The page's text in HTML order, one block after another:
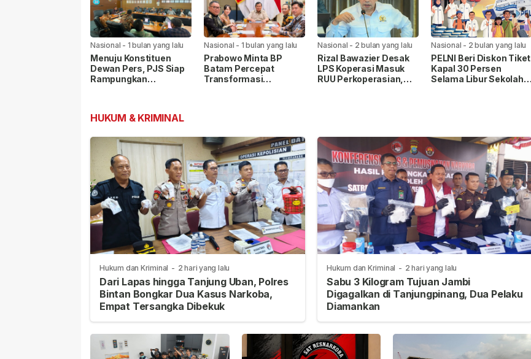
Nasional - 1 bulan yang lalu
Menuju Konstituen
Dewan Pers, PJS Siap
Rampungkan
Nasional - 1 bulan yang lalu
Prabowo Minta BP
Batam Percepat
Transformasi
Nasional - 2 bulan yang lalu
Rizal Bawazier Desak
LPS Koperasi Masuk
RUU Perkoperasian,
Nasional - 2 bulan yang lalu
PELNI Beri Diskon Tiket
Kapal 30 Persen
Selama Libur Sekolah
HUKUM & KRIMINAL
Hukum dan Kriminal - 2 hari yang lalu
Dari Lapas hingga Tanjung Uban, Polres
Bintan Bongkar Dua Kasus Narkoba,
Empat Tersangka Dibekuk
Hukum dan Kriminal - 2 hari yang lalu
Sabu 3 Kilogram Tujuan Jambi
Digagalkan di Tanjungpinang, Dua Pelaku
Diamankan